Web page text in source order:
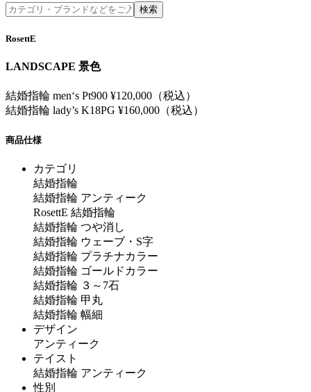
RosettE
LANDSCAPE 景色
結婚指輪 men‘s Pt900 ¥120,000（税込）
結婚指輪 lady’s K18PG ¥160,000（税込）
商品仕様
カテゴリ
結婚指輪
結婚指輪 アンティーク
RosettE 結婚指輪
結婚指輪 つや消し
結婚指輪 ウェーブ・S字
結婚指輪 プラチナカラー
結婚指輪 ゴールドカラー
結婚指輪 ３～7石
結婚指輪 甲丸
結婚指輪 幅細
デザイン
アンティーク
テイスト
結婚指輪 アンティーク
性別